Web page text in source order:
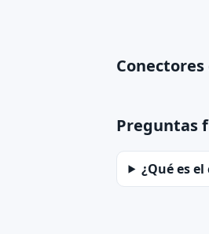
Preguntas
¿Qué es el